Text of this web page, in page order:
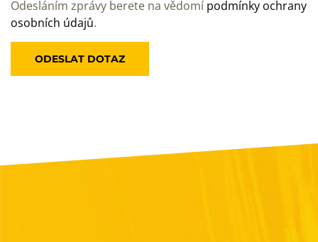
Odesláním zprávy berete na vědomí podmínky ochrany
osobních údajů.